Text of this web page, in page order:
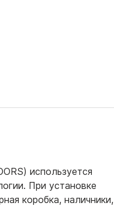
используется
При установке
коробка, наличники,